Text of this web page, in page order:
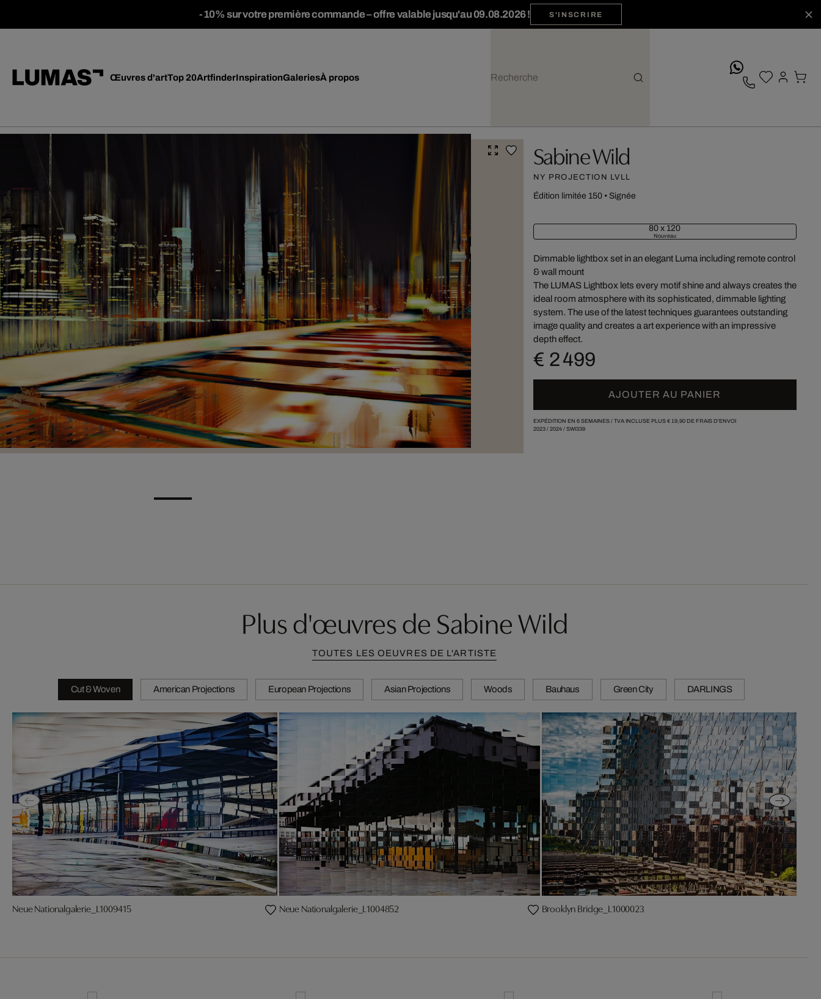
-10% sur votre première commande – offre valable jusqu'au 09.08.2026 ! S'INSCRIRE
Œuvres d'artTop 20ArtfinderInspirationGaleriesÀ propos
Sabine Wild
NY PROJECTION LVLL
Édition limitée 150• Signée
80 x 120
Nouveau
Dimmable lightbox set in an elegant Luma including remote control
& wall mount
The LUMAS Lightbox lets every motif shine and always creates the
ideal room atmosphere with its sophisticated, dimmable lighting
system. The use of the latest techniques guarantees outstanding
image quality and creates a art experience with an impressive
depth effect.
€ 2 499
AJOUTER AU PANIER
EXPÉDITION EN 6 SEMAINES / TVA INCLUSE PLUS € 19,90DE FRAIS D'ENVOI
2023/ 2024/ SWI339
Plus d'œuvres de Sabine Wild
TOUTES LES OEUVRES DE L'ARTISTE
Cut & Woven American Projections European Projections Asian Projections Woods Bauhaus Green City DARLINGS
Neue Nationalgalerie_L1009415 Neue Nationalgalerie_L1004852 Brooklyn Bridge_L1000023